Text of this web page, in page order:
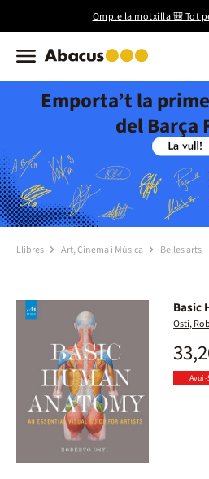
Omple la motxilla 🎒 Tot
Emporta’t la
del Barça
Llibres Art, Cinema i Música Belles arts
Basic
Osti,
Avui